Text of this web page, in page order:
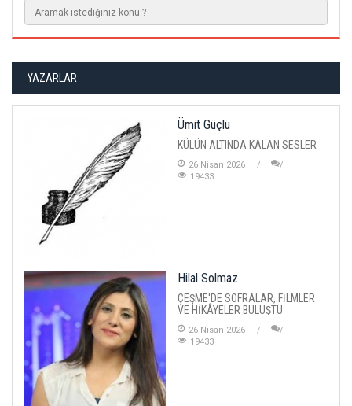
YAZARLAR
Ümit Güçlü
KÜLÜN ALTINDA KALAN SESLER
26 Nisan 2026
19433
Hilal Solmaz
ÇEŞME'DE SOFRALAR, FİLMLER
VE HİKÂYELER BULUŞTU
26 Nisan 2026
19433